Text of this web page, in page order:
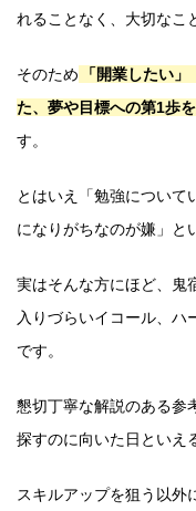
れることなく、大切なこ
そのため
「開業したい
た、夢や目標への第1歩
す。
とはいえ「勉強について
になりがちなのが嫌」と
実はそんな方にほど、鬼
入りづらいイコール、ハ
です。
懇切丁寧な解説のある参
探すのに向いた日といえ
スキルアップを狙う以外